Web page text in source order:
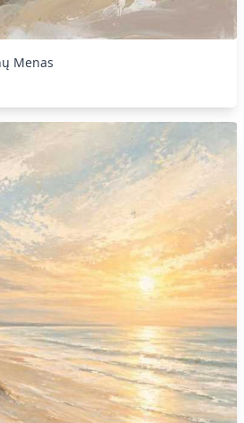
Menas